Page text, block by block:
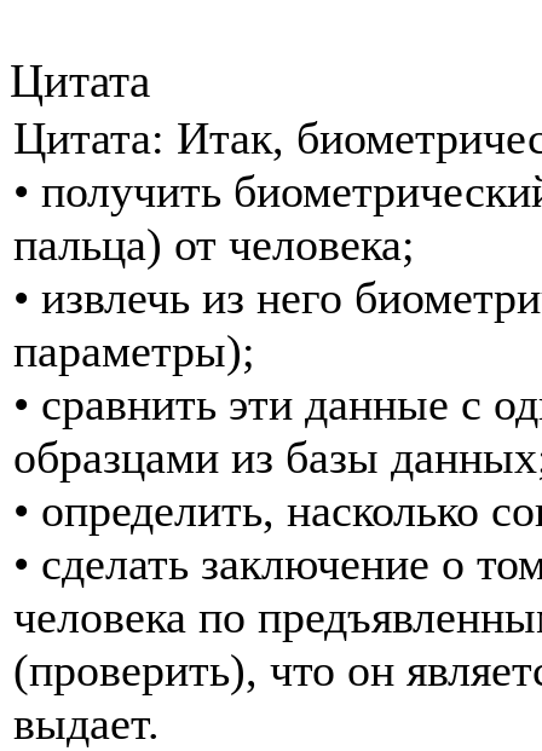
Цитата
Цитата: Итак,
• получить
пальца) от человека;
• извлечь из него
параметры);
• сравнить эти данные с
образцами из базы
• определить, насколько
• сделать заключение о
человека по
(проверить), что он
выдает.